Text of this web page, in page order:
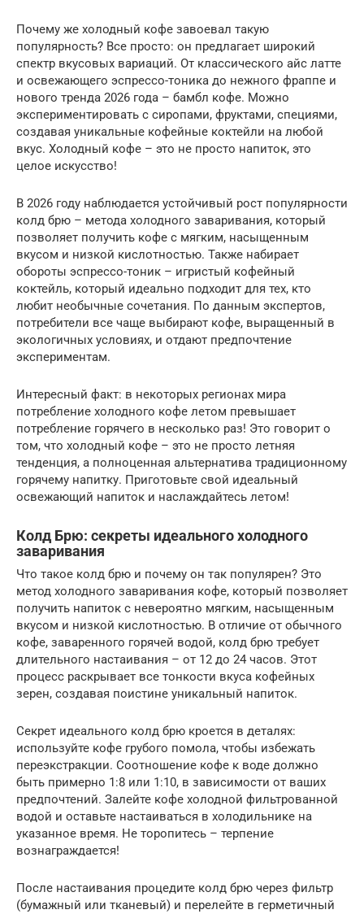
Почему же холодный кофе завоевал такую
популярность? Все просто: он предлагает широкий
спектр вкусовых вариаций. От классического айс латте
и освежающего эспрессо-тоника до нежного фраппе и
нового тренда 2026 года – бамбл кофе. Можно
экспериментировать с сиропами, фруктами, специями,
создавая уникальные кофейные коктейли на любой
вкус. Холодный кофе – это не просто напиток, это
целое искусство!
В 2026 году наблюдается устойчивый рост популярности
колд брю – метода холодного заваривания, который
позволяет получить кофе с мягким, насыщенным
вкусом и низкой кислотностью. Также набирает
обороты эспрессо-тоник – игристый кофейный
коктейль, который идеально подходит для тех, кто
любит необычные сочетания. По данным экспертов,
потребители все чаще выбирают кофе, выращенный в
экологичных условиях, и отдают предпочтение
экспериментам.
Интересный факт: в некоторых регионах мира
потребление холодного кофе летом превышает
потребление горячего в несколько раз! Это говорит о
том, что холодный кофе – это не просто летняя
тенденция, а полноценная альтернатива традиционному
горячему напитку. Приготовьте свой идеальный
освежающий напиток и наслаждайтесь летом!
Колд Брю: секреты идеального холодного
заваривания
Что такое колд брю и почему он так популярен? Это
метод холодного заваривания кофе, который позволяет
получить напиток с невероятно мягким, насыщенным
вкусом и низкой кислотностью. В отличие от обычного
кофе, заваренного горячей водой, колд брю требует
длительного настаивания – от 12 до 24 часов. Этот
процесс раскрывает все тонкости вкуса кофейных
зерен, создавая поистине уникальный напиток.
Секрет идеального колд брю кроется в деталях:
используйте кофе грубого помола, чтобы избежать
переэкстракции. Соотношение кофе к воде должно
быть примерно 1:8 или 1:10, в зависимости от ваших
предпочтений. Залейте кофе холодной фильтрованной
водой и оставьте настаиваться в холодильнике на
указанное время. Не торопитесь – терпение
вознаграждается!
После настаивания процедите колд брю через фильтр
(бумажный или тканевый) и перелейте в герметичный